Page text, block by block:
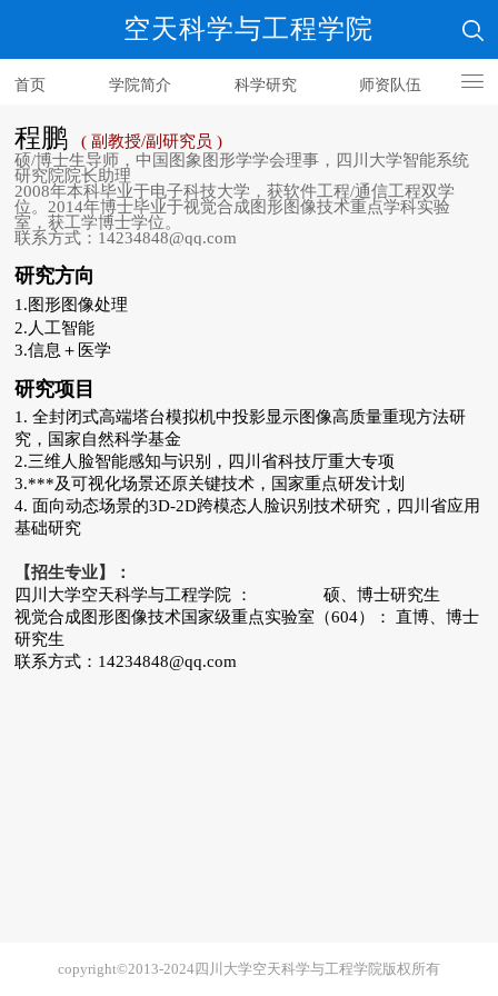
空天科学与工程学院
首页 学院简介 科学研究 师资队伍
人才培养
程鹏( 副教授/副研究员 )
硕/博士生导师，中国图象图形学学会理事，四川大学智能系统
研究院院长助理
2008年本科毕业于电子科技大学，获软件工程/通信工程双学
位。2014年博士毕业于视觉合成图形图像技术重点学科实验
室，获工学博士学位。
联系方式：14234848@qq.com
研究方向
1.图形图像处理
2.人工智能
3.信息＋医学
研究项目
1. 全封闭式高端塔台模拟机中投影显示图像高质量重现方法研
究，国家自然科学基金
2.三维人脸智能感知与识别，四川省科技厅重大专项
3.***及可视化场景还原关键技术，国家重点研发计划
4. 面向动态场景的3D-2D跨模态人脸识别技术研究，四川省应用
基础研究
【招生专业】：
四川大学空天科学与工程学院 ： 硕、博士研究生
视觉合成图形图像技术国家级重点实验室（604）： 直博、博士
研究生
联系方式：14234848@qq.com
copyright©2013-2024四川大学空天科学与工程学院版权所有